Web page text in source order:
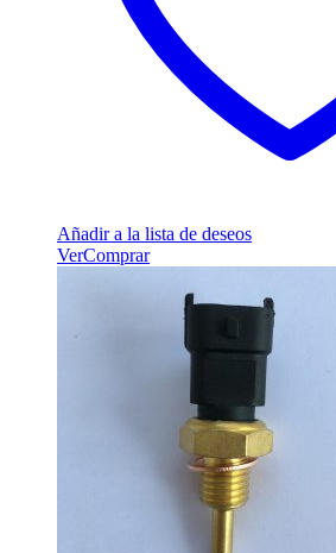
Añadir a la lista de deseos
VerComprar